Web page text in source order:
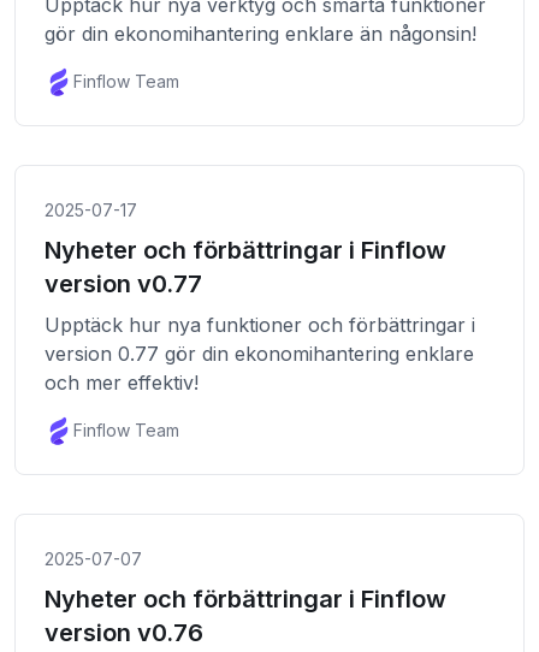
Upptäck hur nya verktyg och smarta funktioner
gör din ekonomihantering enklare än någonsin!
Finflow Team
2025-07-17
Nyheter och förbättringar i Finflow
version v0.77
Upptäck hur nya funktioner och förbättringar i
version 0.77 gör din ekonomihantering enklare
och mer effektiv!
Finflow Team
2025-07-07
Nyheter och förbättringar i Finflow
version v0.76